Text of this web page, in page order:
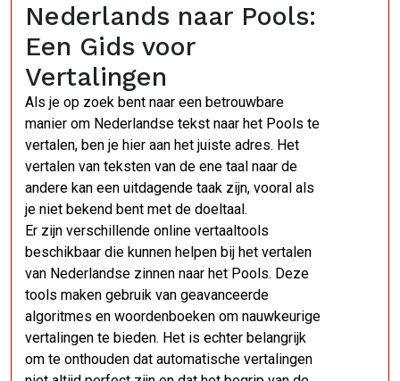
Nederlands naar Pools:
Een Gids voor
Vertalingen
Als je op zoek bent naar een betrouwbare
manier om Nederlandse tekst naar het Pools te
vertalen, ben je hier aan het juiste adres. Het
vertalen van teksten van de ene taal naar de
andere kan een uitdagende taak zijn, vooral als
je niet bekend bent met de doeltaal.
Er zijn verschillende online vertaaltools
beschikbaar die kunnen helpen bij het vertalen
van Nederlandse zinnen naar het Pools. Deze
tools maken gebruik van geavanceerde
algoritmes en woordenboeken om nauwkeurige
vertalingen te bieden. Het is echter belangrijk
om te onthouden dat automatische vertalingen